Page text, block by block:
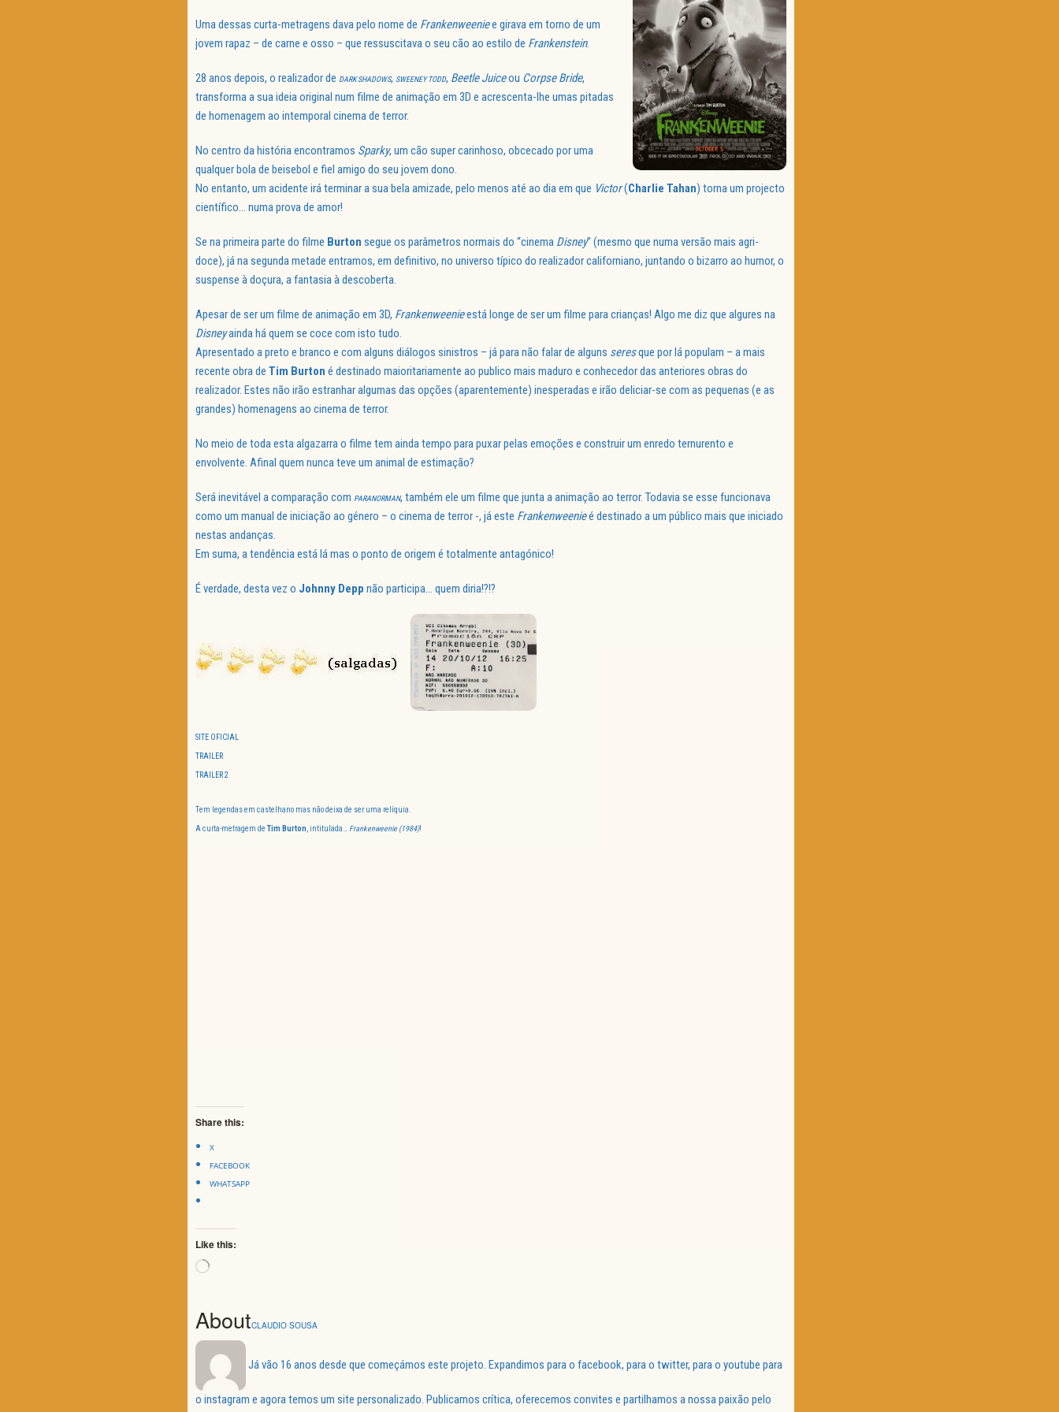
Uma dessas curta-metragens dava pelo nome de Frankenweeniee girava em torno de um
jovem rapaz – de carne e osso – que ressuscitava o seu cão ao estilo de Frankenstein.
28 anos depois, o realizador de DARK SHADOWS, SWEENEY TODD, Beetle Juiceou Corpse Bride,
transforma a sua ideia original num filme de animação em 3D e acrescenta-lhe umas pitadas
de homenagem ao intemporal cinema de terror.
No centro da história encontramos Sparky, um cão super carinhoso, obcecado por uma
qualquer bola de beisebol e fiel amigo do seu jovem dono.
No entanto, um acidente irá terminar a sua bela amizade, pelo menos até ao dia em que Victor(Charlie Tahan) torna um projecto
científico… numa prova de amor!
Se na primeira parte do filme Burton segue os parâmetros normais do “cinema Disney” (mesmo que numa versão mais agri-
doce), já na segunda metade entramos, em definitivo, no universo típico do realizador californiano, juntando o bizarro ao humor, o
suspense à doçura, a fantasia à descoberta.
Apesar de ser um filme de animação em 3D, Frankenweenieestá longe de ser um filme para crianças! Algo me diz que algures na
Disneyainda há quem se coce com isto tudo.
Apresentado a preto e branco e com alguns diálogos sinistros – já para não falar de alguns seresque por lá populam – a mais
recente obra de Tim Burton é destinado maioritariamente ao publico mais maduro e conhecedor das anteriores obras do
realizador. Estes não irão estranhar algumas das opções (aparentemente) inesperadas e irão deliciar-se com as pequenas (e as
grandes) homenagens ao cinema de terror.
No meio de toda esta algazarra o filme tem ainda tempo para puxar pelas emoções e construir um enredo ternurento e
envolvente. Afinal quem nunca teve um animal de estimação?
Será inevitável a comparação com PARANORMAN, também ele um filme que junta a animação ao terror. Todavia se esse funcionava
como um manual de iniciação ao género – o cinema de terror -, já este Frankenweenieé destinado a um público mais que iniciado
nestas andanças.
Em suma, a tendência está lá mas o ponto de origem é totalmente antagónico!
É verdade, desta vez o Johnny Depp não participa… quem diria!?!?
SITE OFICIAL
TRAILER
TRAILER 2
Tem legendas em castelhano mas não deixa de ser uma relíquia.
A curta-metragem de Tim Burton , intitulada… Frankenweenie (1984)!
Share this:
X
FACEBOOK
WHATSAPP
Like this:
Loading…
AboutCLAUDIO SOUSA
Já vão 16 anos desde que começámos este projeto. Expandimos para o facebook, para o twitter, para o youtube para
o instagram e agora temos um site personalizado. Publicamos crítica, oferecemos convites e partilhamos a nossa paixão pelo